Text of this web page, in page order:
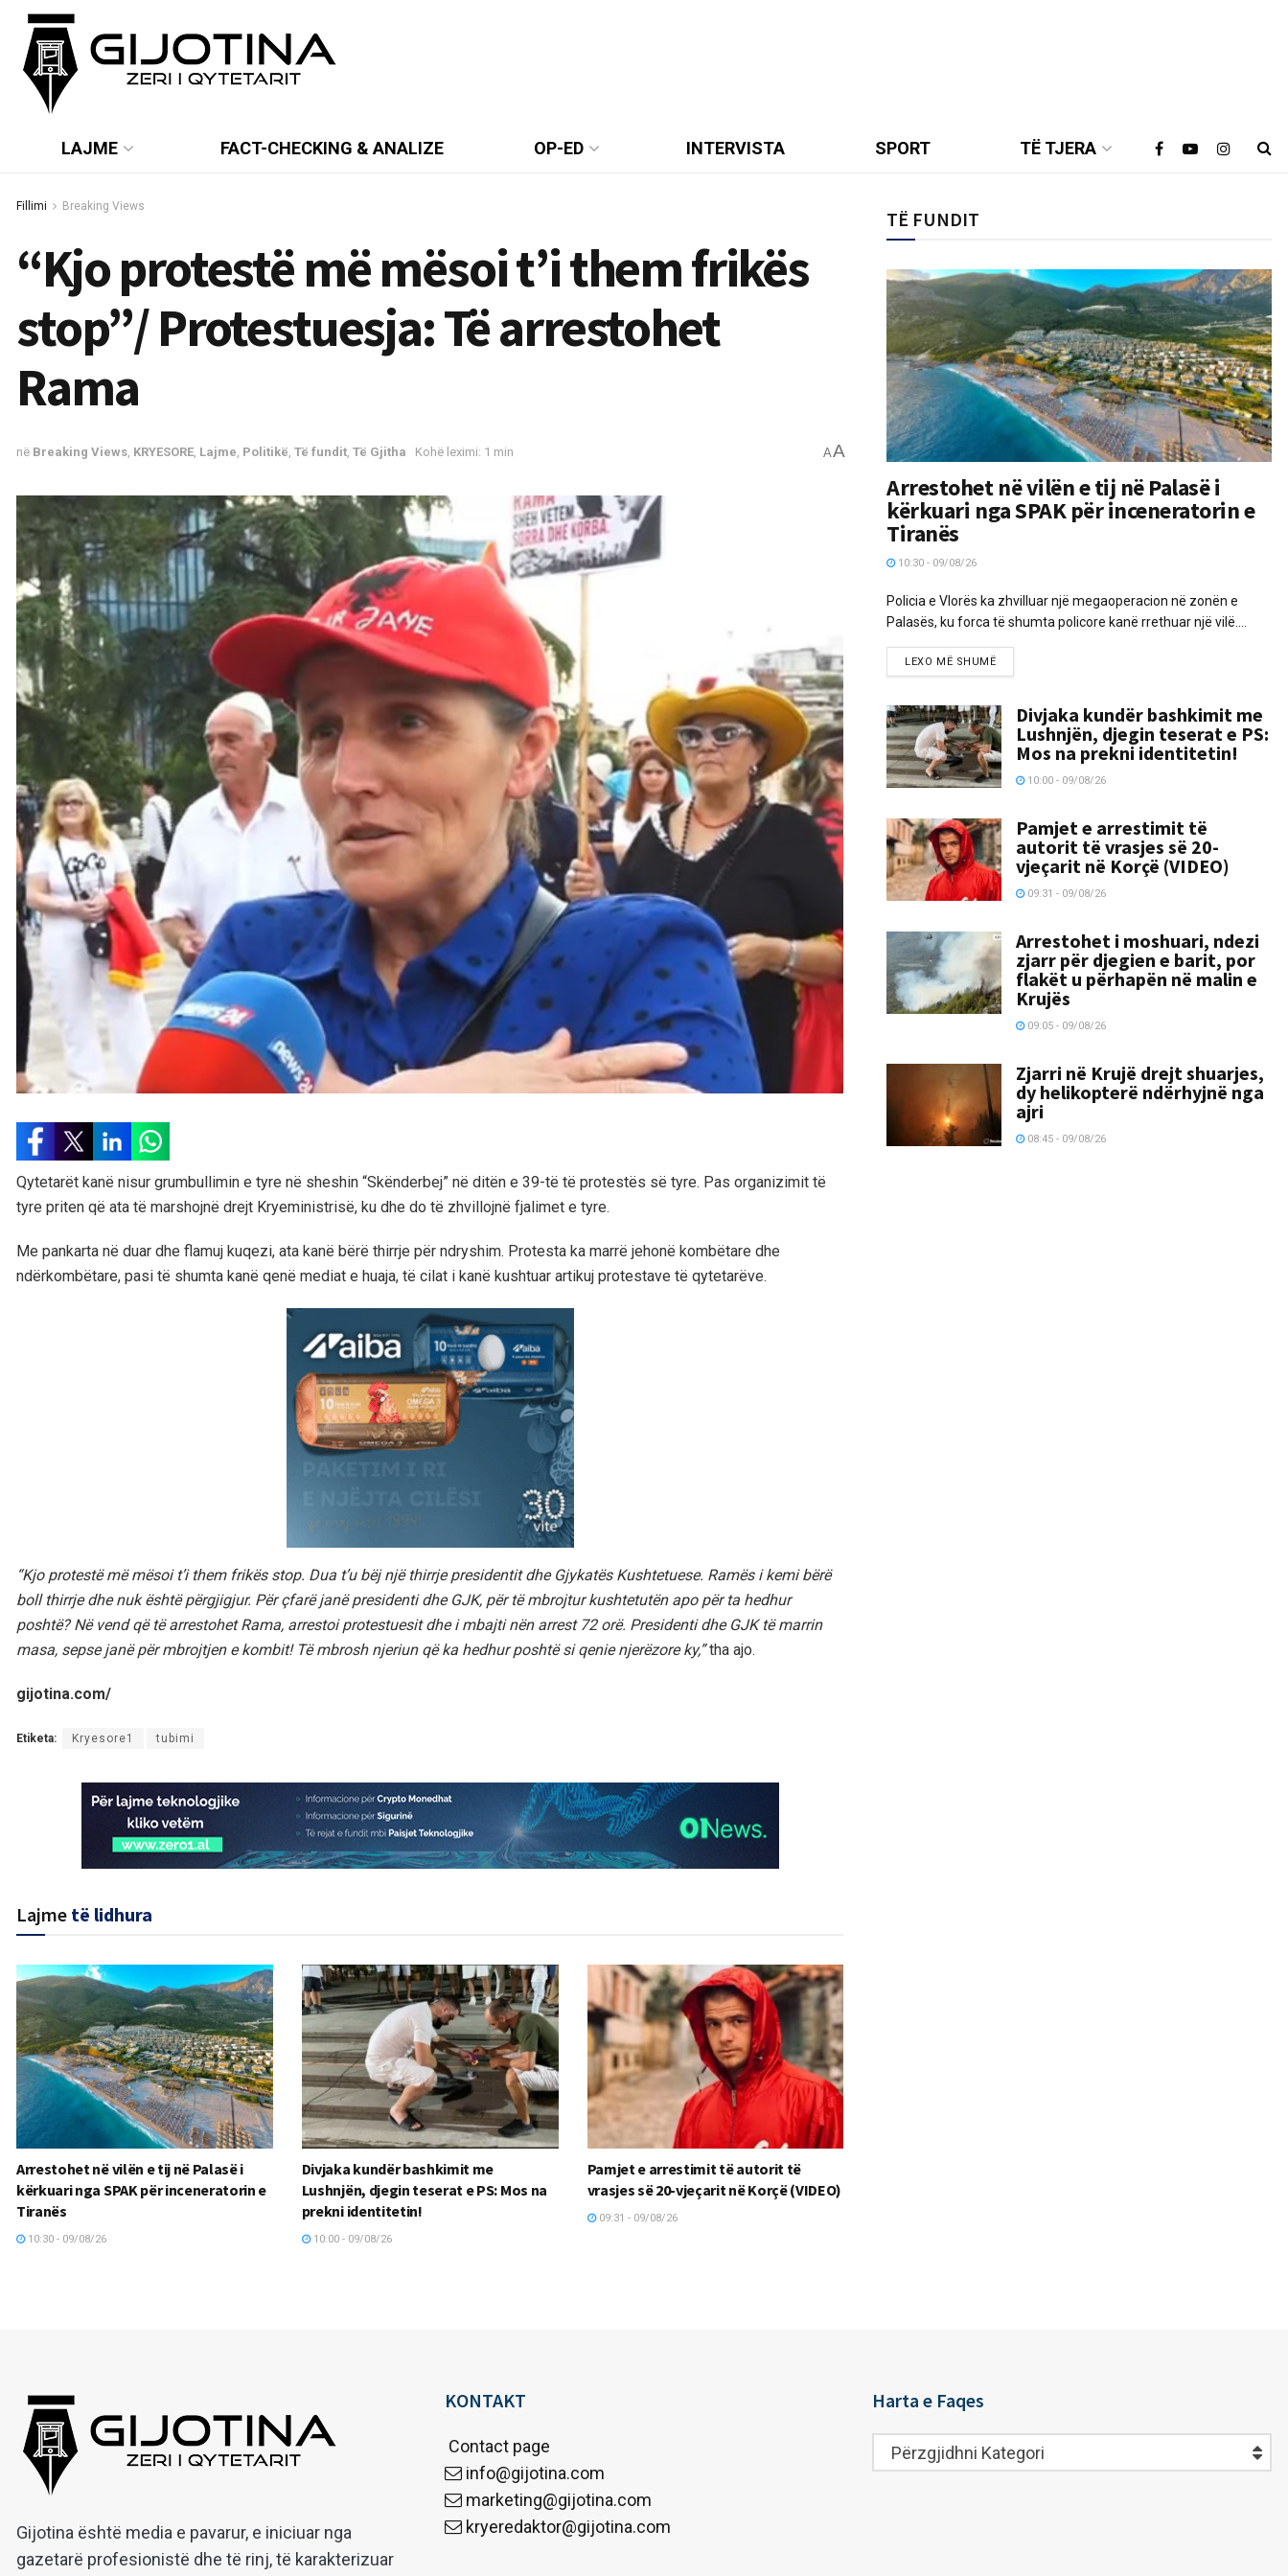
LAJME FACT-CHECKING & ANALIZE OP-ED INTERVISTA SPORT TË TJERA
Fillimi Breaking Views
“Kjo protestë më mësoi t’i them frikës
stop”/ Protestuesja: Të arrestohet
Rama
në Breaking Views KRYESORE Lajme Politikë Të fundit Të Gjitha Kohë leximi: 1 min AA
Qytetarët kanë nisur grumbullimin e tyre në sheshin “Skënderbej” në ditën e 39-të të protestës së tyre. Pas organizimit të
tyre priten që ata të marshojnë drejt Kryeministrisë, ku dhe do të zhvillojnë fjalimet e tyre.
Me pankarta në duar dhe flamuj kuqezi, ata kanë bërë thirrje për ndryshim. Protesta ka marrë jehonë kombëtare dhe
ndërkombëtare, pasi të shumta kanë qenë mediat e huaja, të cilat i kanë kushtuar artikuj protestave të qytetarëve.
“Kjo protestë më mësoi t’i them frikës stop. Dua t’u bëj një thirrje presidentit dhe Gjykatës Kushtetuese. Ramës i kemi bërë
boll thirrje dhe nuk është përgjigjur. Për çfarë janë presidenti dhe GJK, për të mbrojtur kushtetutën apo për ta hedhur
poshtë? Në vend që të arrestohet Rama, arrestoi protestuesit dhe i mbajti nën arrest 72 orë. Presidenti dhe GJK të marrin
masa, sepse janë për mbrojtjen e kombit! Të mbrosh njeriun që ka hedhur poshtë si qenie njerëzore ky,”tha ajo.
gijotina.com/
Etiketa: Kryesore1 tubimi
Lajme të lidhura
Arrestohet në vilën e tij në Palasë i
kërkuari nga SPAK për inceneratorin e
Tiranës
10:30 - 09/08/26
Divjaka kundër bashkimit me
Lushnjën, djegin teserat e PS: Mos na
prekni identitetin!
10:00 - 09/08/26
Pamjet e arrestimit të autorit të
vrasjes së 20-vjeçarit në Korçë (VIDEO)
09:31 - 09/08/26
TË FUNDIT
Arrestohet në vilën e tij në Palasë i
kërkuari nga SPAK për inceneratorin e
Tiranës
10:30 - 09/08/26
Policia e Vlorës ka zhvilluar një megaoperacion në zonën e
Palasës, ku forca të shumta policore kanë rrethuar një vilë....
LEXO MË SHUMË
Divjaka kundër bashkimit me
Lushnjën, djegin teserat e PS:
Mos na prekni identitetin!
10:00 - 09/08/26
Pamjet e arrestimit të
autorit të vrasjes së 20-
vjeçarit në Korçë (VIDEO)
09:31 - 09/08/26
Arrestohet i moshuari, ndezi
zjarr për djegien e barit, por
flakët u përhapën në malin e
Krujës
09:05 - 09/08/26
Zjarri në Krujë drejt shuarjes,
dy helikopterë ndërhyjnë nga
ajri
08:45 - 09/08/26
Gijotina është media e pavarur, e iniciuar nga
gazetarë profesionistë dhe të rinj, të karakterizuar
KONTAKT
Contact page
info@gijotina.com
marketing@gijotina.com
kryeredaktor@gijotina.com
Harta e Faqes
Harta
e
Përzgjidhni Kategori